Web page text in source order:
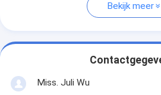
Bekijk meer
Miss. Juli Wu